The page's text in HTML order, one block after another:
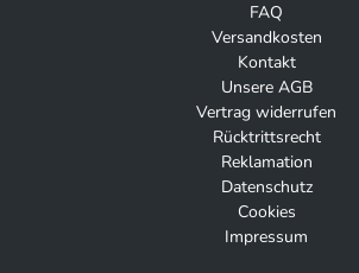
FAQ
Versandkosten
Kontakt
Unsere AGB
Vertrag widerrufen
Rücktrittsrecht
Reklamation
Datenschutz
Cookies
Impressum